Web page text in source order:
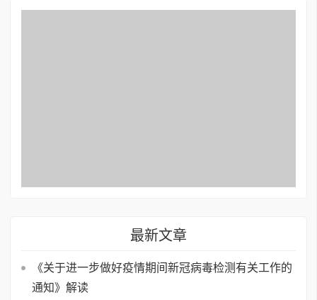
最新文章
《关于进一步做好疫情期间新冠病毒检测有关工作的
通知》解读